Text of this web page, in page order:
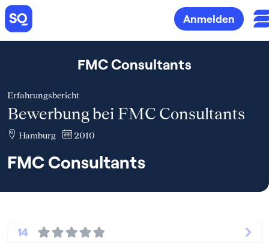
Anmelden
FMC Consultants
Erfahrungsbericht
Bewerbung bei FMC Consultants
Hamburg 2010
FMC Consultants
14